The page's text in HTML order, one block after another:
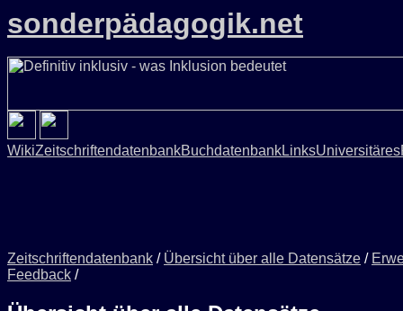
sonderpädagogik.net
WikiZeitschriftendatenbankBuchdatenbankLinksUniversitäres
Zeitschriftendatenbank / Übersicht über alle Datensätze /
Feedback /